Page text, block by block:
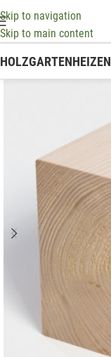
Skip to navigation
Skip to main content
HOLZGARTENHEIZEN